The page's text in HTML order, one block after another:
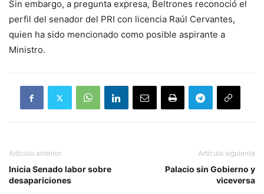
Sin embargo, a pregunta expresa, Beltrones reconoció el
perfil del senador del PRI con licencia Raúl Cervantes,
quien ha sido mencionado como posible aspirante a
Ministro.
Artículo anterior
Inicia Senado labor sobre
desapariciones
Artículo siguiente
Palacio sin Gobierno y
viceversa